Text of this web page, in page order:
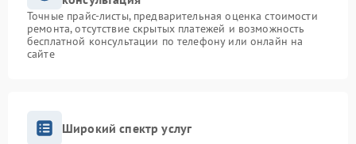
Точные прайс-листы, предварительная оценка стоимости
ремонта, отсутствие скрытых платежей и возможность
бесплатной консультации по телефону или онлайн на
сайте
Широкий спектр услуг